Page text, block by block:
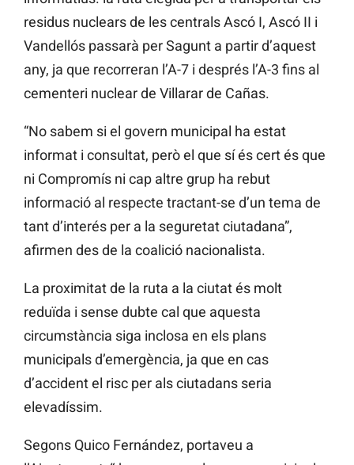
residus nuclears de les centrals Ascó I, Ascó II i
Vandellós passarà per Sagunt a partir d’aquest
any, ja que recorreran l’A-7 i després l’A-3 fins al
cementeri nuclear de Villarar de Cañas.
“No sabem si el govern municipal ha estat
informat i consultat, però el que sí és cert és que
ni Compromís ni cap altre grup ha rebut
informació al respecte tractant-se d’un tema de
tant d’interés per a la seguretat ciutadana”,
afirmen des de la coalició nacionalista.
La proximitat de la ruta a la ciutat és molt
reduïda i sense dubte cal que aquesta
circumstància siga inclosa en els plans
municipals d’emergència, ja que en cas
d’accident el risc per als ciutadans seria
elevadíssim.
Segons Quico Fernández, portaveu a